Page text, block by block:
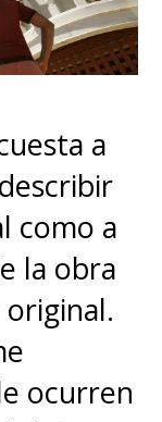
a
como a
la obra
original.
ocurren